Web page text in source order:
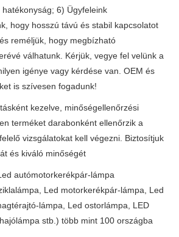
6) Ügyfeleink
hogy hosszú távú és stabil kapcsolatot
reméljük, hogy megbízható
válhatunk. Kérjük, vegye fel velünk a
igénye vagy kérdése van. OEM és
is szívesen fogadunk!
kezelve, minőségellenőrzési
terméket darabonként ellenőrzik a
vizsgálatokat kell végezni. Biztosítjuk
és kiváló minőségét
autómotorkerékpár-lámpa
Led motorkerékpár-lámpa, Led
lámpa, Led ostorlámpa, LED
stb.) több mint 100 országba